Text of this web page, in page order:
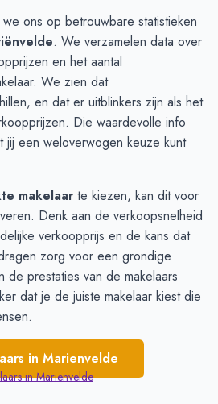
€ 3.826
€ 3.824
€ 3.585
€ 3.549
€ 3.306
ons op betrouwbare statistieken
. We verzamelen data over
en het aantal
We zien dat
en dat er uitblinkers zijn als het
Die waardevolle info
een weloverwogen keuze kunt
makelaar te kiezen, kan dit voor
Denk aan de verkoopsnelheid
verkoopprijs en de kans dat
zorg voor een grondige
de prestaties van de makelaars
dat je de juiste makelaar kiest die
in Marienvelde
inMarienvelde